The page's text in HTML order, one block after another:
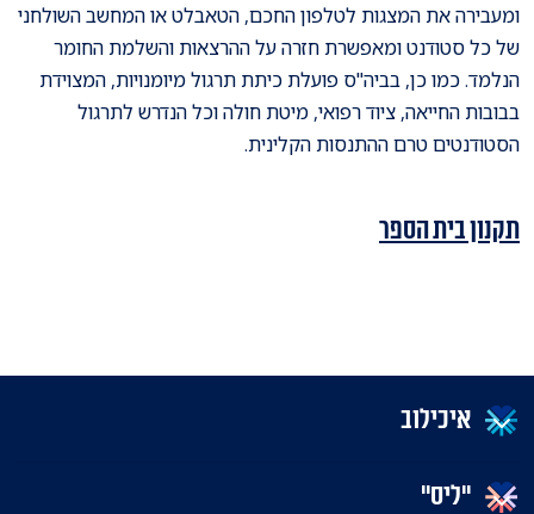
ומעבירה את המצגות לטלפון החכם, הטאבלט או המחשב השולחני
של כל סטודנט ומאפשרת חזרה על ההרצאות והשלמת החומר
הנלמד. כמו כן, בביה"ס פועלת כיתת תרגול מיומנויות, המצוידת
בבובות החייאה, ציוד רפואי, מיטת חולה וכל הנדרש לתרגול
הסטודנטים טרם ההתנסות הקלינית.
תקנון בית הספר
איכילוב
"ליס"